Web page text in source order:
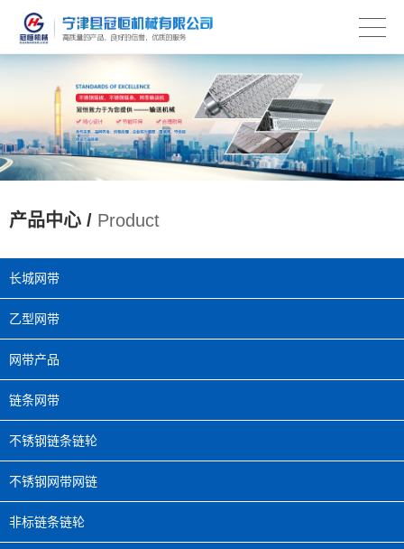
产品中心 / Product
长城网带
乙型网带
网带产品
链条网带
不锈钢链条链轮
不锈钢网带网链
非标链条链轮